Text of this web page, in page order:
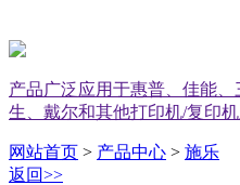
产品广泛应用于惠普、佳能
生、戴尔和其他打印机/复印机
网站首页 > 产品中心 > 施乐
返回>>